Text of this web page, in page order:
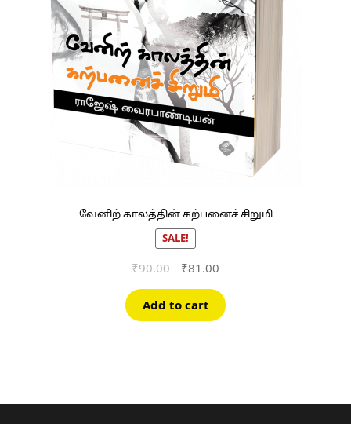
வேனிற் காலத்தின் கற்பனைச் சிறுமி
SALE!
₹90.00
Original
was:
₹90.00.
₹81.00Current
is:
₹81.00.
Add to cart